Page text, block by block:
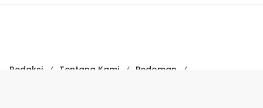
Redaksi Tentang Kami
Pedoman